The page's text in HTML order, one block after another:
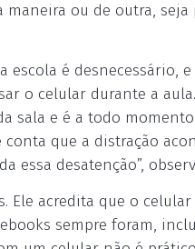
ou de outra, seja
é desnecessário,
o celular durante a
sala e é a todo
que a distração
essa desatenção”,
Ele acredita que o
sempre foram,